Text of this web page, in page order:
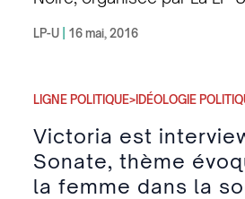
Toulouse Samedi 28 Mai
LP-U 16 mai, 2016
LIGNE POLITIQUE>IDÉOLOGIE
Victoria est
Sonate, thème
la femme dans la